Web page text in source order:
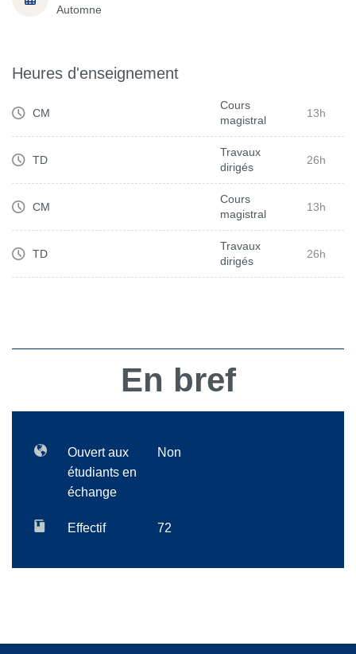
Automne
Heures d'enseignement
CM
Cours
magistral
13h
TD
Travaux
dirigés
26h
CM
Cours
magistral
13h
TD
Travaux
dirigés
26h
En bref
Ouvert aux
étudiants en
échange
Non
Effectif 72